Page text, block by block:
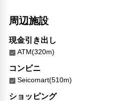
共用筆記用具の設置なし
キャッシュレス支払いサービス
洗濯機
周辺施設
現金引き出し
ATM(320m)
コンビニ
Seicomart(510m)
ショッピング